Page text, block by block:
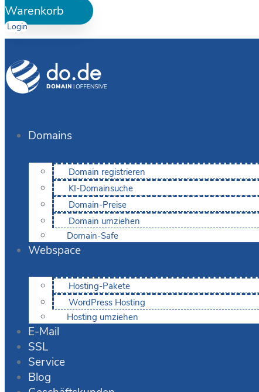
Warenkorb
Login
Domains
Domain registrieren
KI-Domainsuche
Domain-Preise
Domain umziehen
Domain-Safe
Webspace
Hosting-Pakete
WordPress Hosting
Hosting umziehen
E-Mail
SSL
Service
Blog